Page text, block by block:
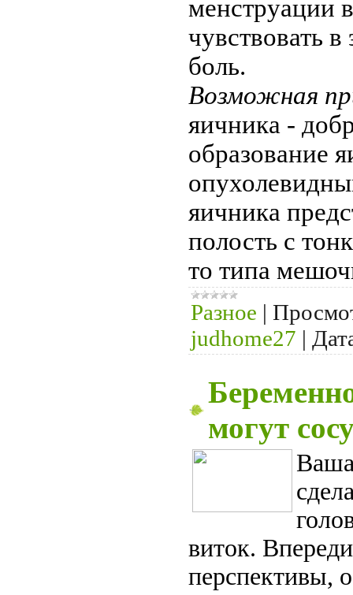
менструации
чувствовать
боль.
Возможная
яичника -
образование
яичника
полость с
то типа
Разное |
judhome27 |
могут
Ваша
виток.
перспективы,